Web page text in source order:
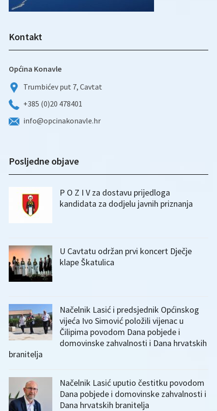
Kontakt
Općina Konavle
Trumbićev put 7, Cavtat
+385 (0)20 478401
info@opcinakonavle.hr
Posljedne objave
P O Z I V za dostavu prijedloga
kandidata za dodjelu javnih priznanja
U Cavtatu održan prvi koncert Dječje
klape Škatulica
Načelnik Lasić i predsjednik Općinskog
vijeća Ivo Simović položili vijenac u
Čilipima povodom Dana pobjede i
domovinske zahvalnosti i Dana hrvatskih
branitelja
Načelnik Lasić uputio čestitku povodom
Dana pobjede i domovinske zahvalnosti i
Dana hrvatskih branitelja